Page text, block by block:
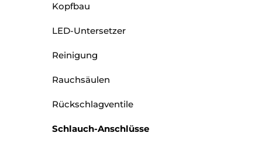
Kopfbau
LED-Untersetzer
Reinigung
Rauchsäulen
Rückschlagventile
Schlauch-Anschlüsse